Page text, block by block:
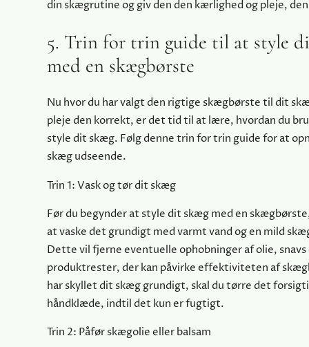
din skægrutine og giv den den kærlighed og pleje,
5. Trin for trin guide til at style
med en skægbørste
Nu hvor du har valgt den rigtige skægbørste til dit
pleje den korrekt, er det tid til at lære, hvordan du
style dit skæg. Følg denne trin for trin guide for at
skæg udseende.
Trin 1: Vask og tør dit skæg
Før du begynder at style dit skæg med en
at vaske det grundigt med varmt vand og en mild
Dette vil fjerne eventuelle ophobninger af olie, snavs
produktrester, der kan påvirke effektiviteten af
har skyllet dit skæg grundigt, skal du tørre det
håndklæde, indtil det kun er fugtigt.
Trin 2: Påfør skægolie eller balsam